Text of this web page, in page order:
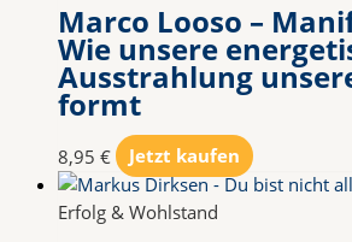
Marco Looso –
Wie unsere
Ausstrahlung
formt
8,95 € Jetzt kaufen
Erfolg & Wohlstand